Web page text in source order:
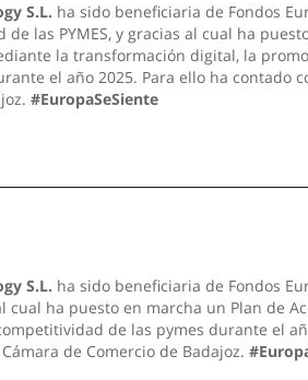
S.L. ha sido beneficiaria de Fondos
de las PYMES, y gracias al cual ha
la transformación digital, la
el año 2025. Para ello ha contado
#EuropaSeSiente
S.L. ha sido beneficiaria de Fondos
cual ha puesto en marcha un Plan de
de las pymes durante el
de Comercio de Badajoz.